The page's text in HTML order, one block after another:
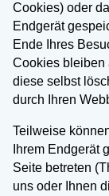
Cookies) oder
Endgerät
Ende Ihres
Cookies bleiben
diese selbst
durch Ihren
Teilweise
Ihrem Endgerät
Seite betreten
uns oder Ihnen